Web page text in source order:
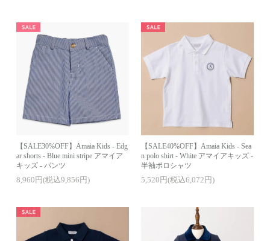
【SALE30%OFF】Amaia Kids - Edg
ar shorts - Blue mini stripe アマイア
キッズ - パンツ
8,960円(税込9,856円)
【SALE40%OFF】Amaia Kids - Sea
n polo shirt - White アマイアキッズ -
半袖ポロシャツ
5,520円(税込6,072円)